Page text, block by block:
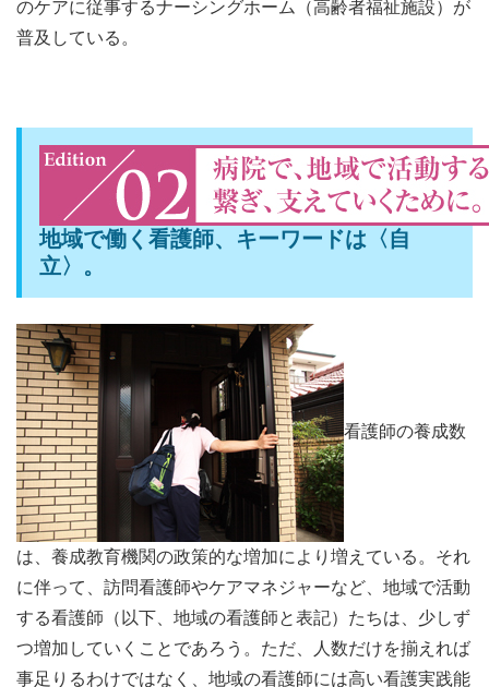
のケアに従事するナーシングホーム（高齢者福祉施設）が
普及している。
地域で働く看護師、キーワードは〈自
立〉。
看護師の養成数
は、養成教育機関の政策的な増加により増えている。それ
に伴って、訪問看護師やケアマネジャーなど、地域で活動
する看護師（以下、地域の看護師と表記）たちは、少しず
つ増加していくことであろう。ただ、人数だけを揃えれば
事足りるわけではなく、地域の看護師には高い看護実践能